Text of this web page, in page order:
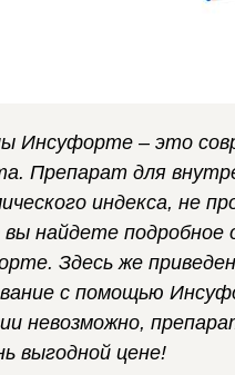
Инсуфорте – это
Препарат для
индекса, не
вы найдете
Здесь же
с помощью
невозможно,
выгодной цене!